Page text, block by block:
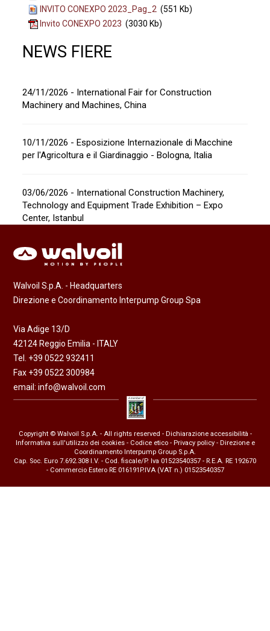
INVITO CONEXPO 2023_Pag_2 (551 Kb)
Invito CONEXPO 2023 (3030 Kb)
NEWS FIERE
24/11/2026 - International Fair for Construction
Machinery and Machines, China
10/11/2026 - Esposizione Internazionale di Macchine
per l'Agricoltura e il Giardinaggio - Bologna, Italia
03/06/2026 - International Construction Machinery,
Technology and Equipment Trade Exhibition – Expo
Center, Istanbul
Walvoil S.p.A. - Headquarters
Direzione e Coordinamento Interpump Group Spa
Via Adige 13/D
42124 Reggio Emilia - ITALY
Tel. +39 0522 932411
Fax +39 0522 300984
email:info@walvoil.com
Copyright © Walvoil S.p.A. - All rights reserved - Dichiarazione accessibilità -
Informativa sull'utilizzo dei cookies- Codice etico- Privacy policy- Direzione e
Coordinamento Interpump Group S.p.A.
Cap. Soc. Euro 7.692.308 I.V. - Cod. fiscale/P. Iva 01523540357 - R.E.A. RE 192670
- Commercio Estero RE 016191P.IVA (VAT n.) 01523540357